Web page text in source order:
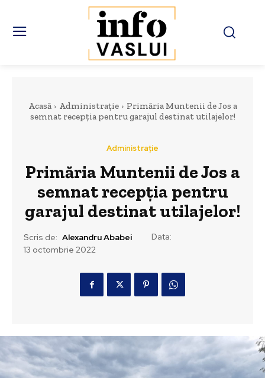
Acasă Administrație
Primăria Muntenii de Jos a
semnat recepția pentru garajul destinat utilajelor!
Administrație
Primăria Muntenii de Jos a
semnat recepția pentru
garajul destinat utilajelor!
Scris de: Alexandru Ababei
Data:
13 octombrie 2022